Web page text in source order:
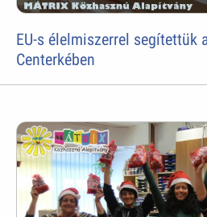
EU-s élelmiszerrel segítettük
Centerkében